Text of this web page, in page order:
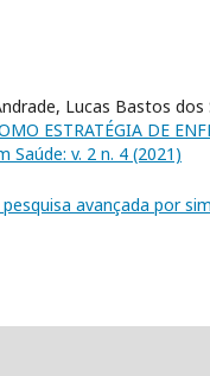
Lucas Bastos dos
ESTRATÉGIA DE
Saúde: v. 2 n. 4 (2021)
avançada por